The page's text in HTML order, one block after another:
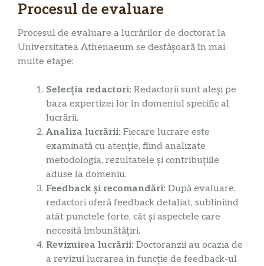
Procesul de evaluare
Procesul de evaluare a lucrărilor de doctorat la
Universitatea Athenaeum se desfășoară în mai
multe etape:
Selecția redactori: Redactorii sunt aleși pe
baza expertizei lor în domeniul specific al
lucrării.
Analiza lucrării: Fiecare lucrare este
examinată cu atenție, fiind analizate
metodologia, rezultatele și contribuțiile
aduse la domeniu.
Feedback și recomandări: După evaluare,
redactori oferă feedback detaliat, subliniind
atât punctele forte, cât și aspectele care
necesită îmbunătățiri.
Revizuirea lucrării: Doctoranzii au ocazia de
a revizui lucrarea în funcție de feedback-ul